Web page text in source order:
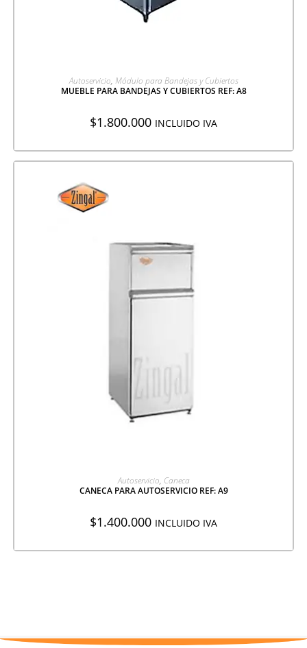
AGREGAR A COTIZACIÓN
Autoservicio, Módulo para Bandejas y Cubiertos
MUEBLE PARA BANDEJAS Y CUBIERTOS REF: A8
$1.800.000 INCLUIDO IVA
AGREGAR A COTIZACIÓN
Autoservicio, Caneca
CANECA PARA AUTOSERVICIO REF: A9
$1.400.000 INCLUIDO IVA